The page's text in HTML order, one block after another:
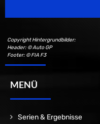
Copyright Hintergrundbilder:
Header: © Auto GP
Footer: © FIA F3
MENÜ
Serien & Ergebnisse